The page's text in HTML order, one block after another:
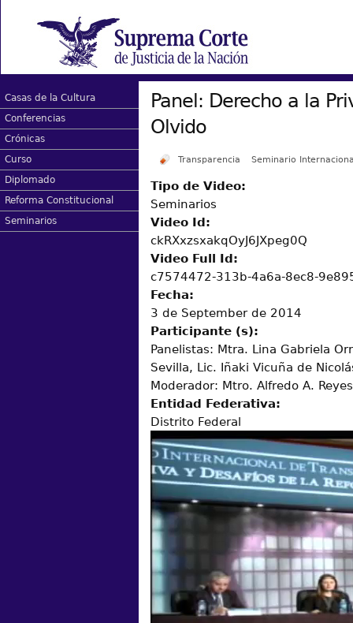
Casas de la Cultura
Conferencias
Crónicas
Curso
Diplomado
Reforma Constitucional
Seminarios
Panel: Derecho a la
Olvido
Transparencia Seminario
Tipo de Video:
Seminarios
Video Id:
ckRXxzsxakqOyJ6JXpeg0Q
Video Full Id:
c7574472-313b-4a6a-8ec8-
Fecha:
3 de September de 2014
Participante (s):
Panelistas: Mtra. Lina Gabriela
Sevilla, Lic. Iñaki Vicuña de
Moderador: Mtro. Alfredo A.
Entidad Federativa:
Distrito Federal